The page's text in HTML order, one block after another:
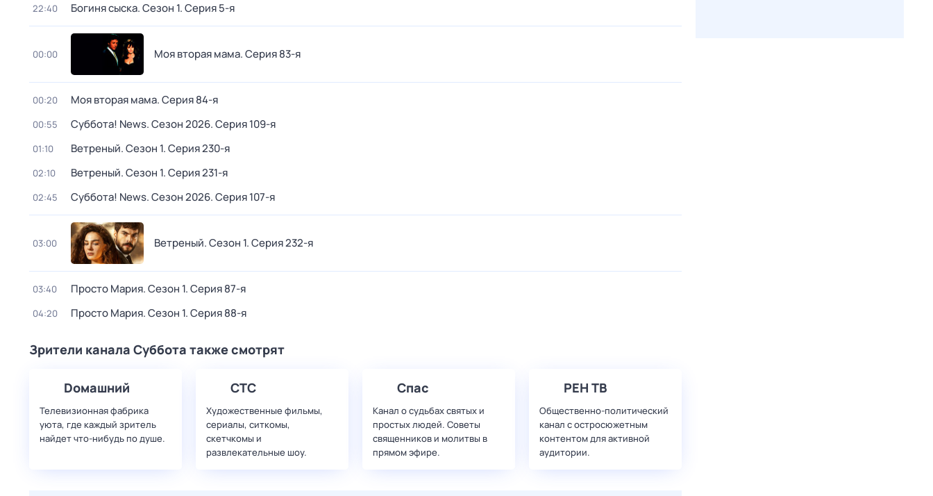
22:40 Богиня сыска. Сезон 1. Серия 5-я
00:00 Моя вторая мама. Серия 83-я
00:20 Моя вторая мама. Серия 84-я
00:55 Суббота! News. Сезон 2026. Серия 109-я
01:10 Ветреный. Сезон 1. Серия 230-я
02:10 Ветреный. Сезон 1. Серия 231-я
02:45 Суббота! News. Сезон 2026. Серия 107-я
03:00 Ветреный. Сезон 1. Серия 232-я
03:40 Просто Мария. Сезон 1. Серия 87-я
04:20 Просто Мария. Сезон 1. Серия 88-я
Зрители канала Суббота также смотрят
Dомашний
Телевизионная фабрика
уюта, где каждый зритель
найдет что‑нибудь по душе.
СТС
Художественные фильмы,
сериалы, ситкомы,
скетчкомы и
развлекательные шоу.
Спас
Канал о судьбах святых и
простых людей. Советы
священников и молитвы в
прямом эфире.
РЕН ТВ
Общественно-политический
канал с остросюжетным
контентом для активной
аудитории.